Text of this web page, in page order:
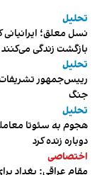
تحلیل
نسل معلق؛
بازگشت زندگی می‌کنند
تحلیل
رییس‌جمهور
جنگ
تحلیل
هجوم به سئوتا
دوباره زنده کرد
اختصاصی
مقام عراقی: بغداد